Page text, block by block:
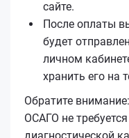
сайте.
После оплаты
будет
личном
хранить его на
Обратите
ОСАГО не